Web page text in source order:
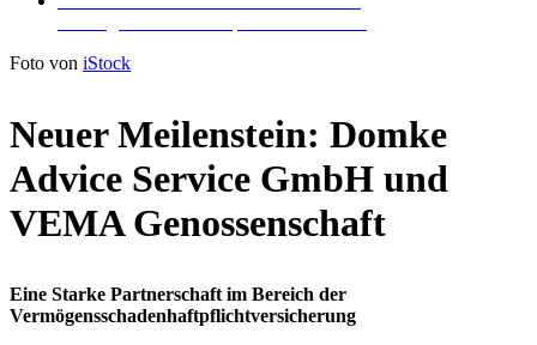
Foto von iStock
Neuer Meilenstein: Domke
Advice Service GmbH und
VEMA Genossenschaft
Eine Starke Partnerschaft im Bereich der
Vermögensschadenhaftpflichtversicherung